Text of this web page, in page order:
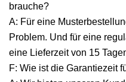
brauche?
A: Für eine
Problem. Und für eine
eine Lieferzeit von 15
F: Wie ist die Garantiezeit